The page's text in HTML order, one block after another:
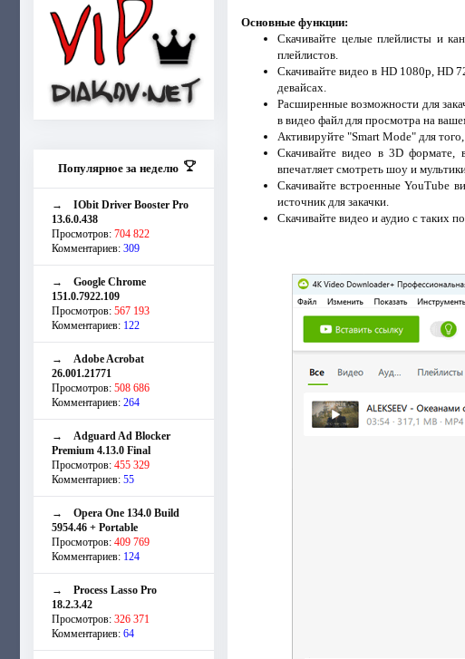
Популярное за неделю
→ IObit Driver Booster Pro
13.6.0.438
Просмотров: 704 822
Комментариев: 309
→ Google Chrome
151.0.7922.109
Просмотров: 567 193
Комментариев: 122
→ Adobe Acrobat
26.001.21771
Просмотров: 508 686
Комментариев: 264
→ Adguard Ad Blocker
Premium 4.13.0 Final
Просмотров: 455 329
Комментариев: 55
→ Opera One 134.0 Build
5954.46 + Portable
Просмотров: 409 769
Комментариев: 124
→ Process Lasso Pro
18.2.3.42
Просмотров: 326 371
Комментариев: 64
Основные функции:
Скачивайте целые плейлисты и
плейлистов.
Скачивайте видео в HD 1080p, HD
девайсах.
Расширенные возможности для
в видео файл для просмотра на
Активируйте "Smart Mode" для
Скачивайте видео в 3D формате,
впечатляет смотреть шоу и
Скачивайте встроенные YouTube
источник для закачки.
Скачивайте видео и аудио с таких